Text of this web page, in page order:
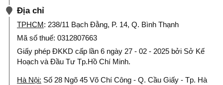
Địa chỉ
TPHCM: 238/11 Bạch Đằng, P. 14, Q. Bình Thạnh
Mã số thuế: 0312807663
Giấy phép ĐKKD cấp lần 6 ngày 27 - 02 - 2025 bởi Sở Kế
Hoạch và Đầu Tư Tp.Hồ Chí Minh.
Hà Nội: Số 28 Ngõ 45 Võ Chí Công - Q. Cầu Giấy - Tp. Hà